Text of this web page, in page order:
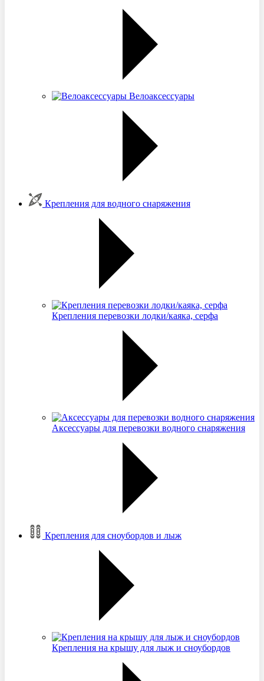
Велоаксессуары
Крепления для водного снаряжения
Крепления перевозки лодки/каяка, серфа
Аксессуары для перевозки водного снаряжения
Крепления для сноубордов и лыж
Крепления на крышу для лыж и сноубордов